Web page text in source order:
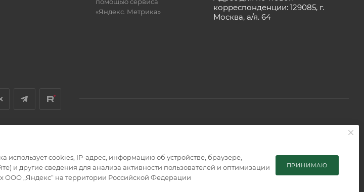
«Яндекс. Метрика»
корреспонденции: 129085, г.
Москва, а/я. 64
информационный характер и не является публичной офертой, определяемой положениями
использует cookies, IP-адрес, информацию об устройстве, браузере,
и другие сведения для анализа активности пользователей и оптимизации
ООО „Яндекс“ на территории Российской Федерации
ПРИНИМАЮ